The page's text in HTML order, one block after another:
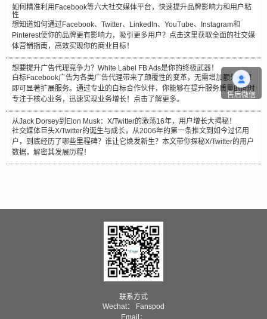
如何精准利用Facebook等六大社交媒体平台，快速提升品牌影响力和用户粘
性
想知道如何通过Facebook、Twitter、LinkedIn、YouTube、Instagram和
Pinterest使你的品牌更有影响力，吸引更多用户？点击这里获取全面的社交媒
体营销指南，高效实现你的商业目标！
想要提升广告代理竞争力？White Label FB Ads是你的终极武器！
白标Facebook广告为各类广告代理带来了颠覆性的变革，无需增加额外资源
即可显著扩展服务。通过专业的白标合作伙伴，你能够在提升服务质量的同时
专注于核心业务，迅速实现业务增长！点击了解更多。
从Jack Dorsey到Elon Musk：X/Twitter的激荡16年，用户增长大揭秘！
社交媒体巨头X/Twitter的诞生与成长，从2006年的第一条推文到如今过亿用
户，到底经历了哪些里程碑？谁让它焕发新生？本文带你探秘X/Twitter的用户
数据，解密其发展历程！
联系方式
Wechat： Fanspod
Email：
售后微信